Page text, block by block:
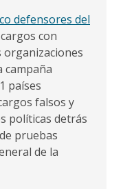
defensores del
con
organizaciones
campaña
países
falsos y
políticas detrás
pruebas
de la